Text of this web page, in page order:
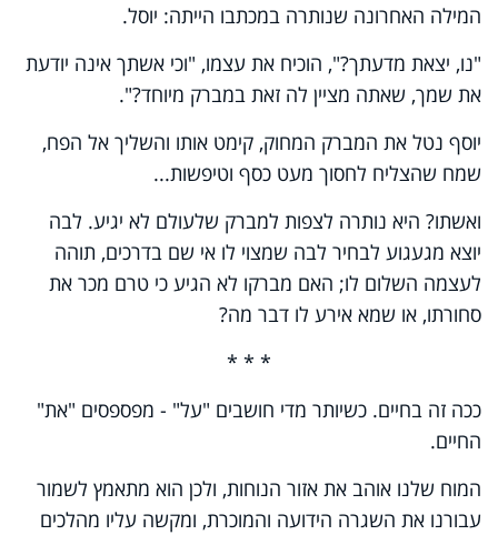
המילה האחרונה שנותרה במכתבו הייתה: יוסל.
"נו, יצאת מדעתך?", הוכיח את עצמו, "וכי אשתך אינה יודעת
את שמך, שאתה מציין לה זאת במברק מיוחד?".
יוסף נטל את המברק המחוק, קימט אותו והשליך אל הפח,
שמח שהצליח לחסוך מעט כסף וטיפשות...
ואשתו? היא נותרה לצפות למברק שלעולם לא יגיע. לבה
יוצא מגעגוע לבחיר לבה שמצוי לו אי שם בדרכים, תוהה
לעצמה השלום לו; האם מברקו לא הגיע כי טרם מכר את
סחורתו, או שמא אירע לו דבר מה?
* * *
ככה זה בחיים. כשיותר מדי חושבים "על" - מפספסים "את"
החיים.
המוח שלנו אוהב את אזור הנוחות, ולכן הוא מתאמץ לשמור
עבורנו את השגרה הידועה והמוכרת, ומקשה עליו מהלכים